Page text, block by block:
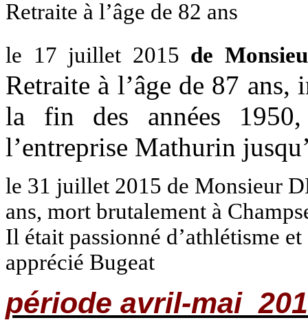
Retraite à l’âge de 82 ans
le 17 juillet 2015 de
Retraite à l’âge de 87
la fin des années
l’entreprise Mathurin
le 31 juillet 2015 de Monsieur
ans, mort brutalement à
Il était passionné d’athlétisme
apprécié Bugeat
période avril-mai